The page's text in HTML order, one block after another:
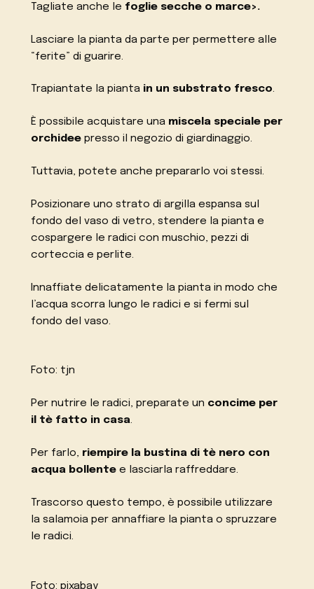
Tagliate anche le foglie secche o marce>.
Lasciare la pianta da parte per permettere alle
“ferite” di guarire.
Trapiantate la pianta in un substrato fresco.
È possibile acquistare una miscela speciale per
orchidee presso il negozio di giardinaggio.
Tuttavia, potete anche prepararlo voi stessi.
Posizionare uno strato di argilla espansa sul
fondo del vaso di vetro, stendere la pianta e
cospargere le radici con muschio, pezzi di
corteccia e perlite.
Innaffiate delicatamente la pianta in modo che
l’acqua scorra lungo le radici e si fermi sul
fondo del vaso.
Foto: tjn
Per nutrire le radici, preparate un concime per
il tè fatto in casa.
Per farlo, riempire la bustina di tè nero con
acqua bollente e lasciarla raffreddare.
Trascorso questo tempo, è possibile utilizzare
la salamoia per annaffiare la pianta o spruzzare
le radici.
Foto: pixabay